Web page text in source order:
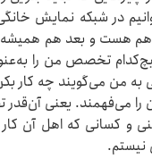
در شبکه نمایش
هم هست و بعد هم همیشه
تخصص من را
من می‌گویند چه کار بکن
را می‌فهمند. یعنی
و کسانی که اهل آن
نیستم.